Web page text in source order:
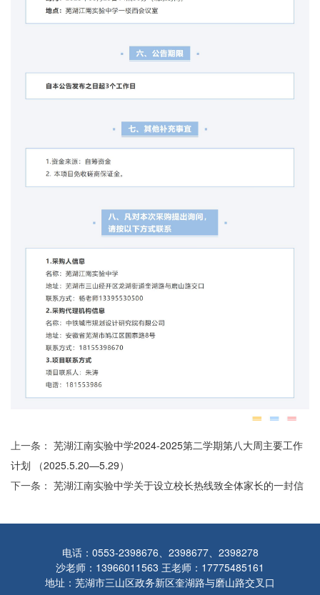
上一条： 芜湖江南实验中学2024-2025第二学期第八大周主要工作
计划 （2025.5.20—5.29）
下一条： 芜湖江南实验中学关于设立校长热线致全体家长的一封信
电话：0553-2398676、2398677、2398278
沙老师：13966011563 王老师：17775485161
地址：芜湖市三山区政务新区奎湖路与磨山路交叉口